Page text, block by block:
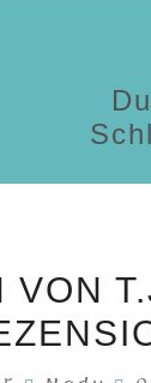
VON
VON